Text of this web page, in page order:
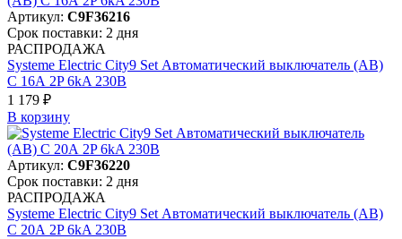
Артикул: C9F36216
Срок поставки: 2 дня
РАСПРОДАЖА
Systeme Electric City9 Set Автоматический выключатель (АВ)
С 16А 2P 6kA 230В
1 179 ₽
В корзинy
Артикул: C9F36220
Срок поставки: 2 дня
РАСПРОДАЖА
Systeme Electric City9 Set Автоматический выключатель (АВ)
С 20А 2P 6kA 230В